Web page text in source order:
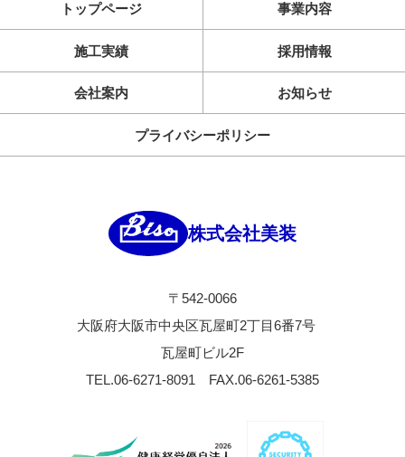
トップページ 事業内容
施工実績 採用情報
会社案内 お知らせ
プライバシーポリシー
株式会社美装
〒542-0066
大阪府大阪市中央区瓦屋町2丁目6番7号
瓦屋町ビル2F
TEL.06-6271-8091 FAX.06-6261-5385